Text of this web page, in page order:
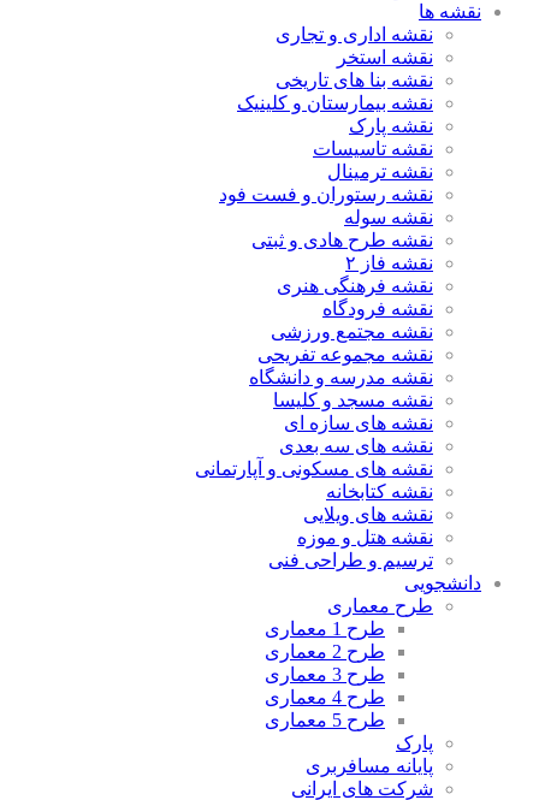
نقشه ها
نقشه اداری و تجاری
نقشه استخر
نقشه بنا های تاریخی
نقشه بیمارستان و کلینیک
نقشه پارک
نقشه تاسیسات
نقشه ترمینال
نقشه رستوران و فست فود
نقشه سوله
نقشه طرح هادی و ثبتی
نقشه فاز ۲
نقشه فرهنگی هنری
نقشه فرودگاه
نقشه مجتمع ورزشی
نقشه مجموعه تفریحی
نقشه مدرسه و دانشگاه
نقشه مسجد و کلیسا
نقشه های سازه ای
نقشه های سه بعدی
نقشه های مسکونی و آپارتمانی
نقشه کتابخانه
نقشه های ویلایی
نقشه هتل و موزه
ترسیم و طراحی فنی
دانشجویی
طرح معماری
طرح 1 معماری
طرح 2 معماری
طرح 3 معماری
طرح 4 معماری
طرح 5 معماری
پارک
پایانه مسافربری
شرکت های ایرانی